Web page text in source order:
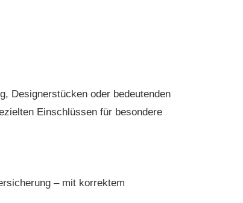
Designerstücken oder bedeutenden
Einschlüssen für besondere
– mit korrektem